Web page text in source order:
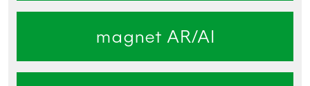
magnet AR/AI